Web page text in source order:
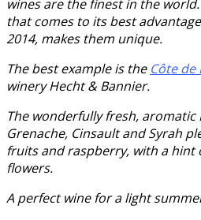
wines are the finest in the
that comes to its best
2014, makes them unique.
The best example is the Côte de
winery Hecht & Bannier.
The wonderfully fresh, aromatic
Grenache, Cinsault and Syrah
fruits and raspberry, with a hint
flowers.
A perfect wine for a light